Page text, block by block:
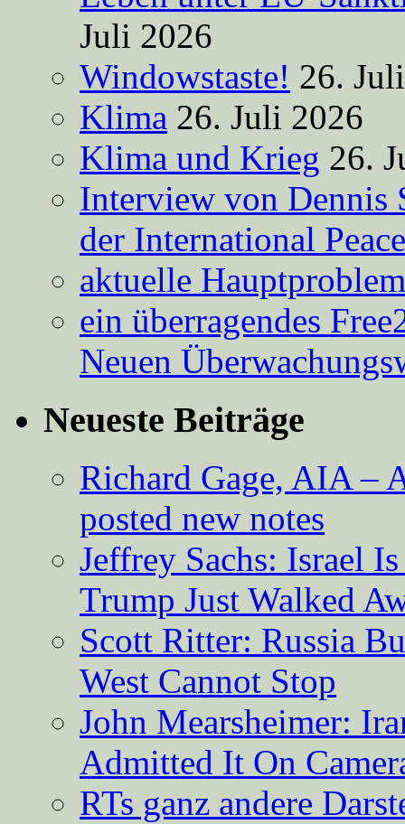
Juli 2026
Windowstaste! 26.
Klima 26. Juli 2026
Klima und Krieg 26.
Interview von Dennis
der International
aktuelle
ein überragendes
Neuen
Neueste Beiträge
Richard Gage, AIA –
posted new notes
Jeffrey Sachs: Israel
Trump Just Walked
Scott Ritter: Russia
West Cannot Stop
John Mearsheimer:
Admitted It On
RTs ganz andere